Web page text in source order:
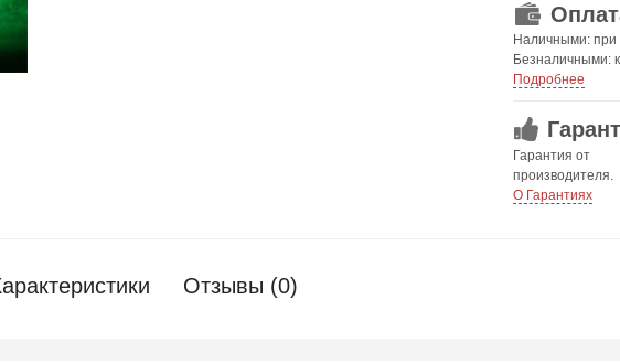
Наличными: при
Безналичными:
Подробнее
Гарантия от
производителя.
О Гарантиях
Отзывы (0)